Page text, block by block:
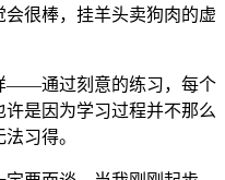
很棒，挂羊头卖狗肉的虚
——通过刻意的练习，每个
是因为学习过程并不那么
习得。